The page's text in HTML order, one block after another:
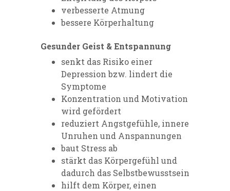
verbesserte Atmung
bessere Körperhaltung
Gesunder Geist & Entspannung
senkt das Risiko einer
Depression bzw. lindert die
Symptome
Konzentration und Motivation
wird gefördert
reduziert Angstgefühle, innere
Unruhen und Anspannungen
baut Stress ab
stärkt das Körpergefühl und
dadurch das Selbstbewusstsein
hilft dem Körper, einen